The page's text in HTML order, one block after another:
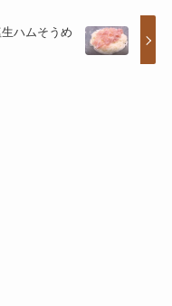
ハムそうめ